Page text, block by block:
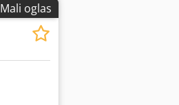
Mali oglas